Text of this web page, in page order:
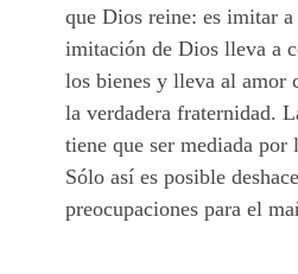
que Dios reine: es imitar
imitación de Dios lleva a
los bienes y lleva al amor
la verdadera fraternidad.
tiene que ser mediada
Sólo así es posible
preocupaciones para el